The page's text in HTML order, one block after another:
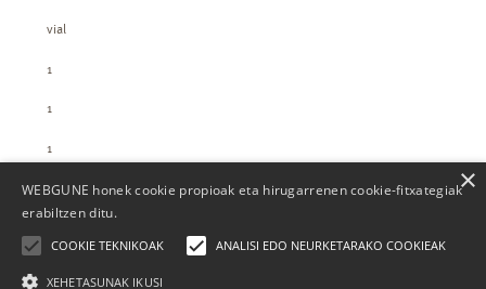
vial
1
1
1
ZTH-REN KOPURUAK
WEBGUNE honek cookie propioak eta hirugarrenen cookie-fitxategiak
erabiltzen ditu.
COOKIE TEKNIKOAK ANALISI EDO NEURKETARAKO COOKIEAK
XEHETASUNAK IKUSI
×